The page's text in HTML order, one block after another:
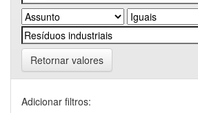
Retornar valores
Adicionar filtros: